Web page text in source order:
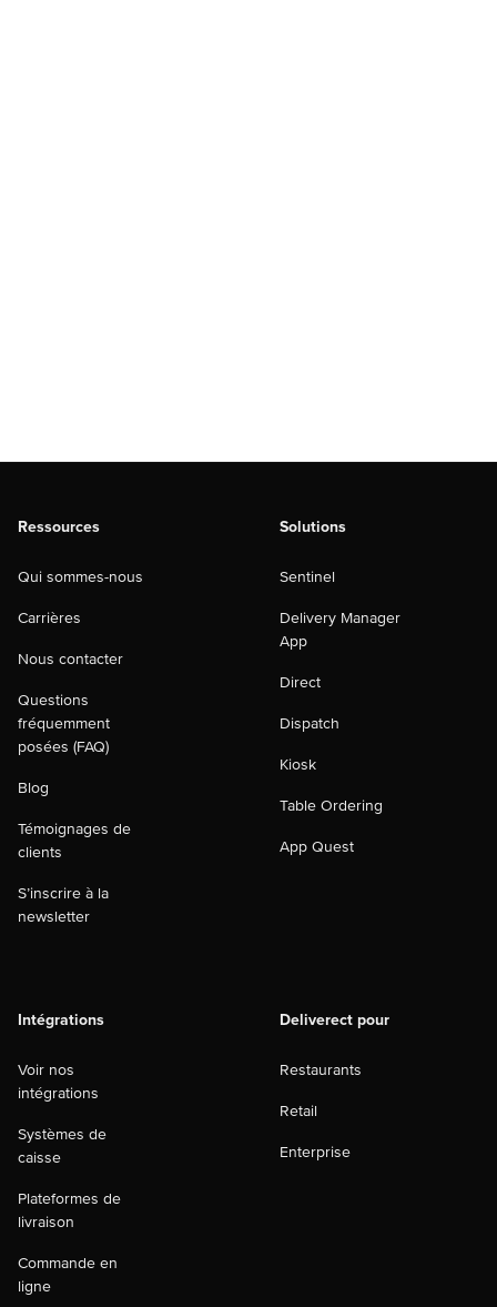
Ressources
Qui sommes-nous
Carrières
Nous contacter
Questions
fréquemment
posées (FAQ)
Blog
Témoignages de
clients
S’inscrire à la
newsletter
Solutions
Sentinel
Delivery Manager
App
Direct
Dispatch
Kiosk
Table Ordering
App Quest
Intégrations
Voir nos
intégrations
Systèmes de
caisse
Plateformes de
livraison
Commande en
ligne
Deliverect pour
Restaurants
Retail
Enterprise